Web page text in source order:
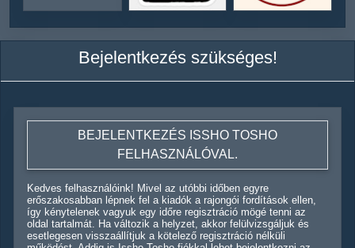
Bejelentkezés szükséges!
BEJELENTKEZÉS ISSHO TOSHO
FELHASZNÁLÓVAL.
Kedves felhasználóink! Mivel az utóbbi időben egyre
erőszakosabban lépnek fel a kiadók a rajongói fordítások ellen,
így kénytelenek vagyuk egy időre regisztráció mögé tenni az
oldal tartalmát. Ha változik a helyzet, akkor felülvizsgáljuk és
esetlegesen visszaállítjuk a kötelező regisztráció nélküli